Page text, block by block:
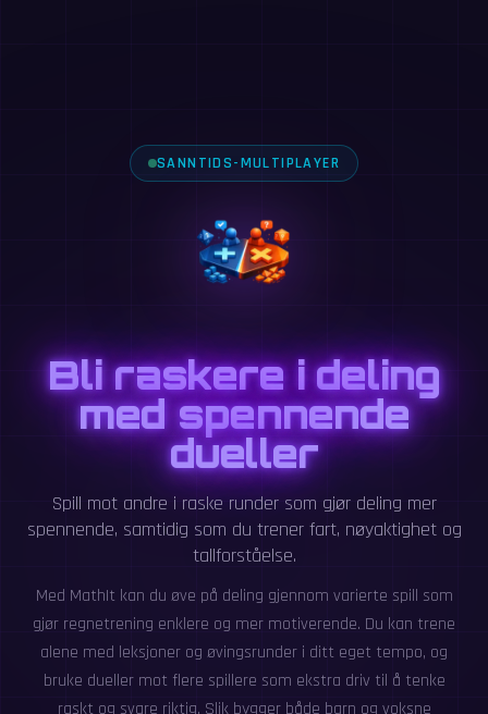
SANNTIDS-MULTIPLAYER
Bli raskere i deling
med spennende
dueller
Spill mot andre i raske runder som gjør deling mer
spennende, samtidig som du trener fart, nøyaktighet og
tallforståelse.
Med MathIt kan du øve på deling gjennom varierte spill som
gjør regnetrening enklere og mer motiverende. Du kan trene
alene med leksjoner og øvingsrunder i ditt eget tempo, og
bruke dueller mot flere spillere som ekstra driv til å tenke